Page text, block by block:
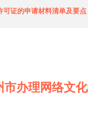
可证的申请材料清单及要点
市办理网络文